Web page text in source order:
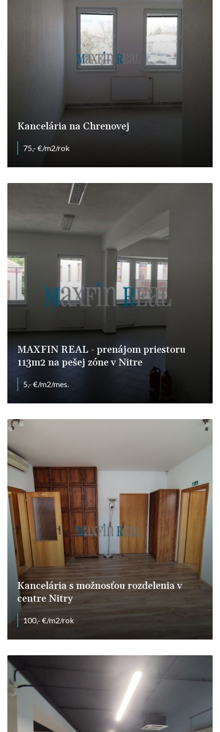
Kancelária na Chrenovej
75,- €/m2/rok
MAXFIN REAL - prenájom priestoru
113m2 na pešej zóne v Nitre
5,- €/m2/mes.
Kancelária s možnosťou rozdelenia v
centre Nitry
100,- €/m2/rok